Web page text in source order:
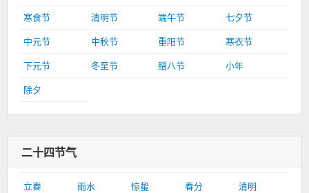
寒食节
清明节 端午节
七夕节
中元节
中秋节 重阳节
寒衣节
下元节
冬至节 腊八节
小年
除夕
二十四节气
立春 雨水 惊蛰 春分
清明